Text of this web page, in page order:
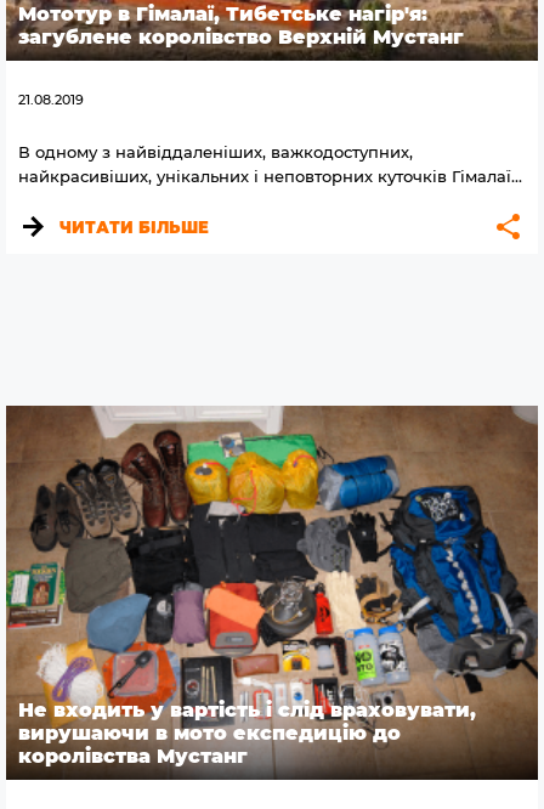
Мототур в Гімалаї, Тибетське нагір'я:
загублене королівство Верхній Мустанг
21.08.2019
В одному з найвіддаленіших, важкодоступних,
найкрасивіших, унікальних і неповторних куточків Гімалаї...
ЧИТАТИ БІЛЬШЕ
Не входить у вартість і слід враховувати,
вирушаючи в мото експедицію до
королівства Мустанг